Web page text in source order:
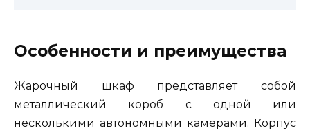
Особенности и преимущества
Жарочный шкаф представляет собой
металлический короб с одной или
несколькими автономными камерами. Корпус